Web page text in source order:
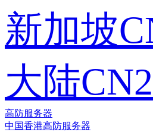
新加坡
大陆
高防服务器
中国香港高防服务器